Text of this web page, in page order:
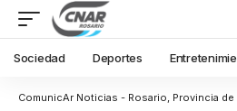
Sociedad Deportes
ComunicAr Noticias - Rosario, Provincia de